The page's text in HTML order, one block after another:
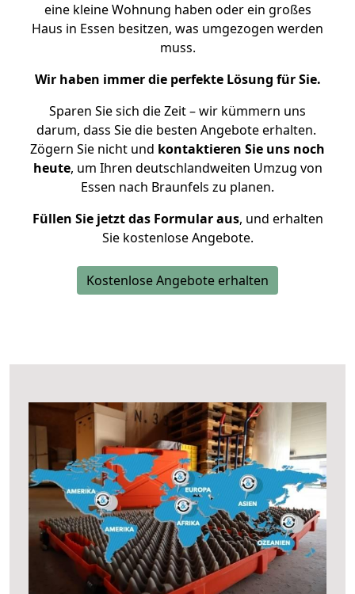
eine kleine Wohnung haben oder ein großes
Haus in Essen besitzen, was umgezogen werden
muss.
Wir haben immer die perfekte Lösung für Sie.
Sparen Sie sich die Zeit – wir kümmern uns
darum, dass Sie die besten Angebote erhalten.
Zögern Sie nicht und kontaktieren Sie uns noch
heute, um Ihren deutschlandweiten Umzug von
Essen nach Braunfels zu planen.
Füllen Sie jetzt das Formular aus, und erhalten
Sie kostenlose Angebote.
Kostenlose Angebote erhalten